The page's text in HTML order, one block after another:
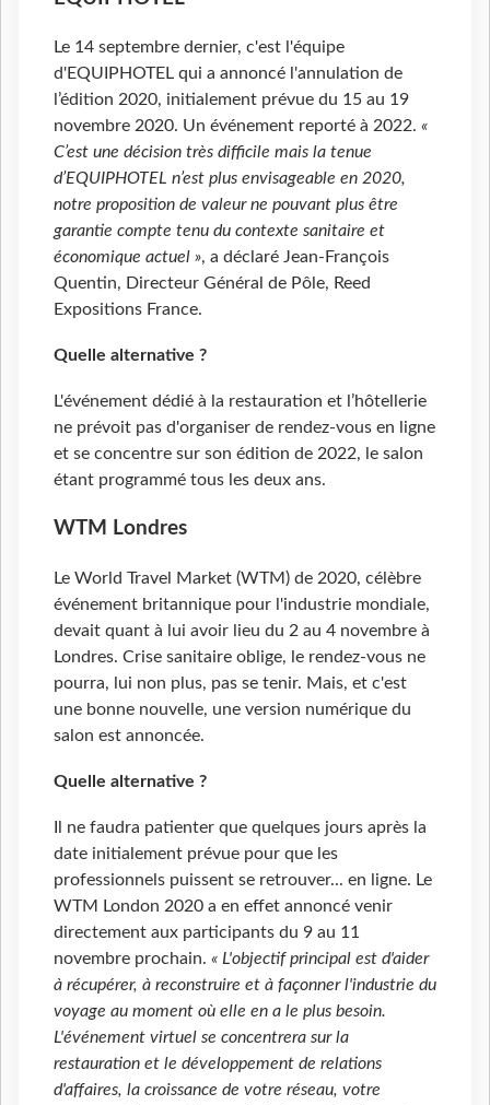
Le 14 septembre dernier, c'est l'équipe
d'EQUIPHOTEL qui a annoncé l'annulation de
l’édition 2020, initialement prévue du 15 au 19
novembre 2020. Un événement reporté à 2022. «
C’est une décision très difficile mais la tenue
d’EQUIPHOTEL n’est plus envisageable en 2020,
notre proposition de valeur ne pouvant plus être
garantie compte tenu du contexte sanitaire et
économique actuel », a déclaré Jean-François
Quentin, Directeur Général de Pôle, Reed
Expositions France.
Quelle alternative ?
L'événement dédié à la restauration et l’hôtellerie
ne prévoit pas d'organiser de rendez-vous en ligne
et se concentre sur son édition de 2022, le salon
étant programmé tous les deux ans.
WTM Londres
Le World Travel Market (WTM) de 2020, célèbre
événement britannique pour l'industrie mondiale,
devait quant à lui avoir lieu du 2 au 4 novembre à
Londres. Crise sanitaire oblige, le rendez-vous ne
pourra, lui non plus, pas se tenir. Mais, et c'est
une bonne nouvelle, une version numérique du
salon est annoncée.
Quelle alternative ?
Il ne faudra patienter que quelques jours après la
date initialement prévue pour que les
professionnels puissent se retrouver... en ligne. Le
WTM London 2020 a en effet annoncé venir
directement aux participants du 9 au 11
novembre prochain. « L'objectif principal est d'aider
à récupérer, à reconstruire et à façonner l'industrie du
voyage au moment où elle en a le plus besoin.
L'événement virtuel se concentrera sur la
restauration et le développement de relations
d'affaires, la croissance de votre réseau, votre